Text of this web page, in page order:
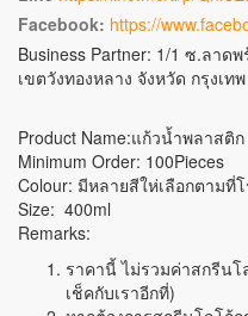
Facebook: https://
Business Partner: 1/1 ซ.ลาด
เขตวังทองหลาง จังหวัด กรุงเท
Product Name:แก้วน้ำพลาสติก
Minimum Order: 100Pieces
Colour: มีหลายสีให่เลือกตามที่
Size: 400ml
Remarks:
ราคานี้ ไม่รวมค่าสกรีน
เช็คกับเราอีกที่)